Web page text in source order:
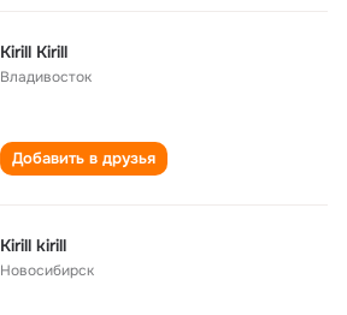
Kirill Kirill
Владивосток
Добавить в друзья
Kirill kirill
Новосибирск